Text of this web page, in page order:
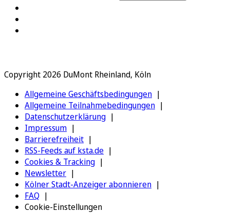
Copyright 2026 DuMont Rheinland, Köln
Allgemeine Geschäftsbedingungen
Allgemeine Teilnahmebedingungen
Datenschutzerklärung
Impressum
Barrierefreiheit
RSS-Feeds auf ksta.de
Cookies & Tracking
Newsletter
Kölner Stadt-Anzeiger abonnieren
FAQ
Cookie-Einstellungen